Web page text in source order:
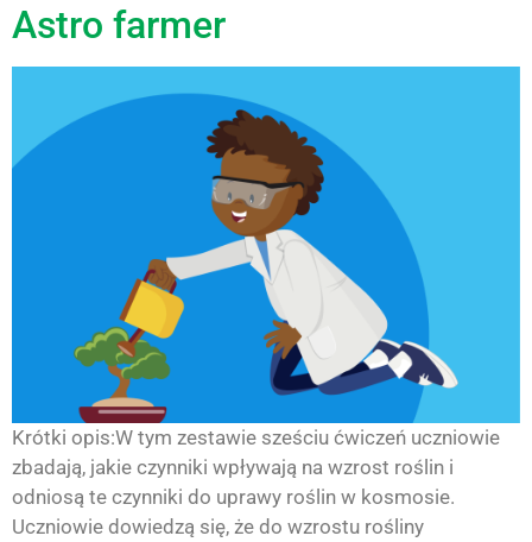
Astro farmer
Krótki opis:W tym zestawie sześciu ćwiczeń uczniowie
zbadają, jakie czynniki wpływają na wzrost roślin i
odniosą te czynniki do uprawy roślin w kosmosie.
Uczniowie dowiedzą się, że do wzrostu rośliny